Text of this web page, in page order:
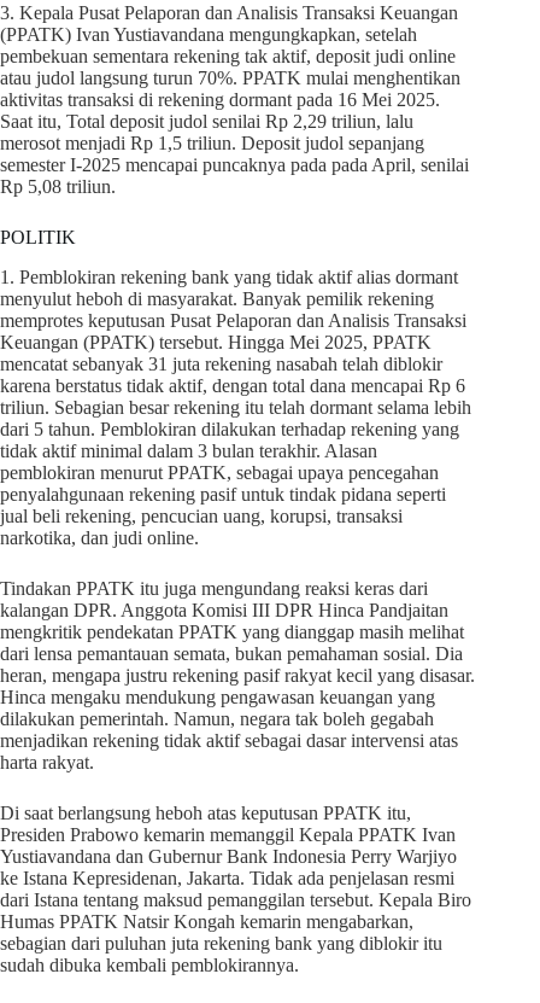
3. Kepala Pusat Pelaporan dan Analisis Transaksi Keuangan
(PPATK) Ivan Yustiavandana mengungkapkan, setelah
pembekuan sementara rekening tak aktif, deposit judi online
atau judol langsung turun 70%. PPATK mulai menghentikan
aktivitas transaksi di rekening dormant pada 16 Mei 2025.
Saat itu, Total deposit judol senilai Rp 2,29 triliun, lalu
merosot menjadi Rp 1,5 triliun. Deposit judol sepanjang
semester I-2025 mencapai puncaknya pada pada April, senilai
Rp 5,08 triliun.
POLITIK
1. Pemblokiran rekening bank yang tidak aktif alias dormant
menyulut heboh di masyarakat. Banyak pemilik rekening
memprotes keputusan Pusat Pelaporan dan Analisis Transaksi
Keuangan (PPATK) tersebut. Hingga Mei 2025, PPATK
mencatat sebanyak 31 juta rekening nasabah telah diblokir
karena berstatus tidak aktif, dengan total dana mencapai Rp 6
triliun. Sebagian besar rekening itu telah dormant selama lebih
dari 5 tahun. Pemblokiran dilakukan terhadap rekening yang
tidak aktif minimal dalam 3 bulan terakhir. Alasan
pemblokiran menurut PPATK, sebagai upaya pencegahan
penyalahgunaan rekening pasif untuk tindak pidana seperti
jual beli rekening, pencucian uang, korupsi, transaksi
narkotika, dan judi online.
Tindakan PPATK itu juga mengundang reaksi keras dari
kalangan DPR. Anggota Komisi III DPR Hinca Pandjaitan
mengkritik pendekatan PPATK yang dianggap masih melihat
dari lensa pemantauan semata, bukan pemahaman sosial. Dia
heran, mengapa justru rekening pasif rakyat kecil yang disasar.
Hinca mengaku mendukung pengawasan keuangan yang
dilakukan pemerintah. Namun, negara tak boleh gegabah
menjadikan rekening tidak aktif sebagai dasar intervensi atas
harta rakyat.
Di saat berlangsung heboh atas keputusan PPATK itu,
Presiden Prabowo kemarin memanggil Kepala PPATK Ivan
Yustiavandana dan Gubernur Bank Indonesia Perry Warjiyo
ke Istana Kepresidenan, Jakarta. Tidak ada penjelasan resmi
dari Istana tentang maksud pemanggilan tersebut. Kepala Biro
Humas PPATK Natsir Kongah kemarin mengabarkan,
sebagian dari puluhan juta rekening bank yang diblokir itu
sudah dibuka kembali pemblokirannya.